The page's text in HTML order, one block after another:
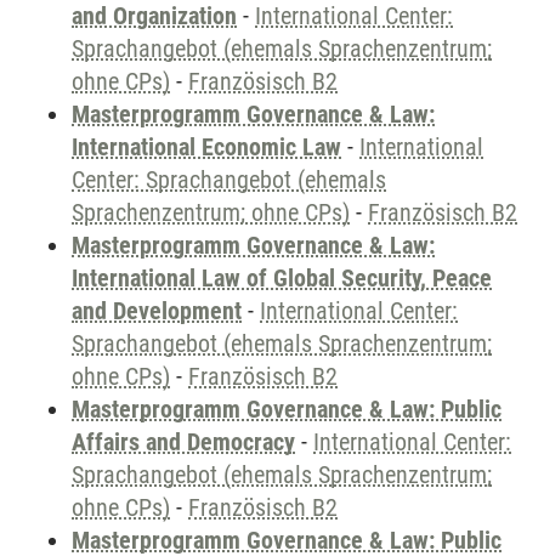
and Organization - International Center:
Sprachangebot (ehemals Sprachenzentrum;
ohne CPs) - Französisch B2
Masterprogramm Governance & Law:
International Economic Law - International
Center: Sprachangebot (ehemals
Sprachenzentrum; ohne CPs) - Französisch B2
Masterprogramm Governance & Law:
International Law of Global Security, Peace
and Development - International Center:
Sprachangebot (ehemals Sprachenzentrum;
ohne CPs) - Französisch B2
Masterprogramm Governance & Law: Public
Affairs and Democracy - International Center:
Sprachangebot (ehemals Sprachenzentrum;
ohne CPs) - Französisch B2
Masterprogramm Governance & Law: Public